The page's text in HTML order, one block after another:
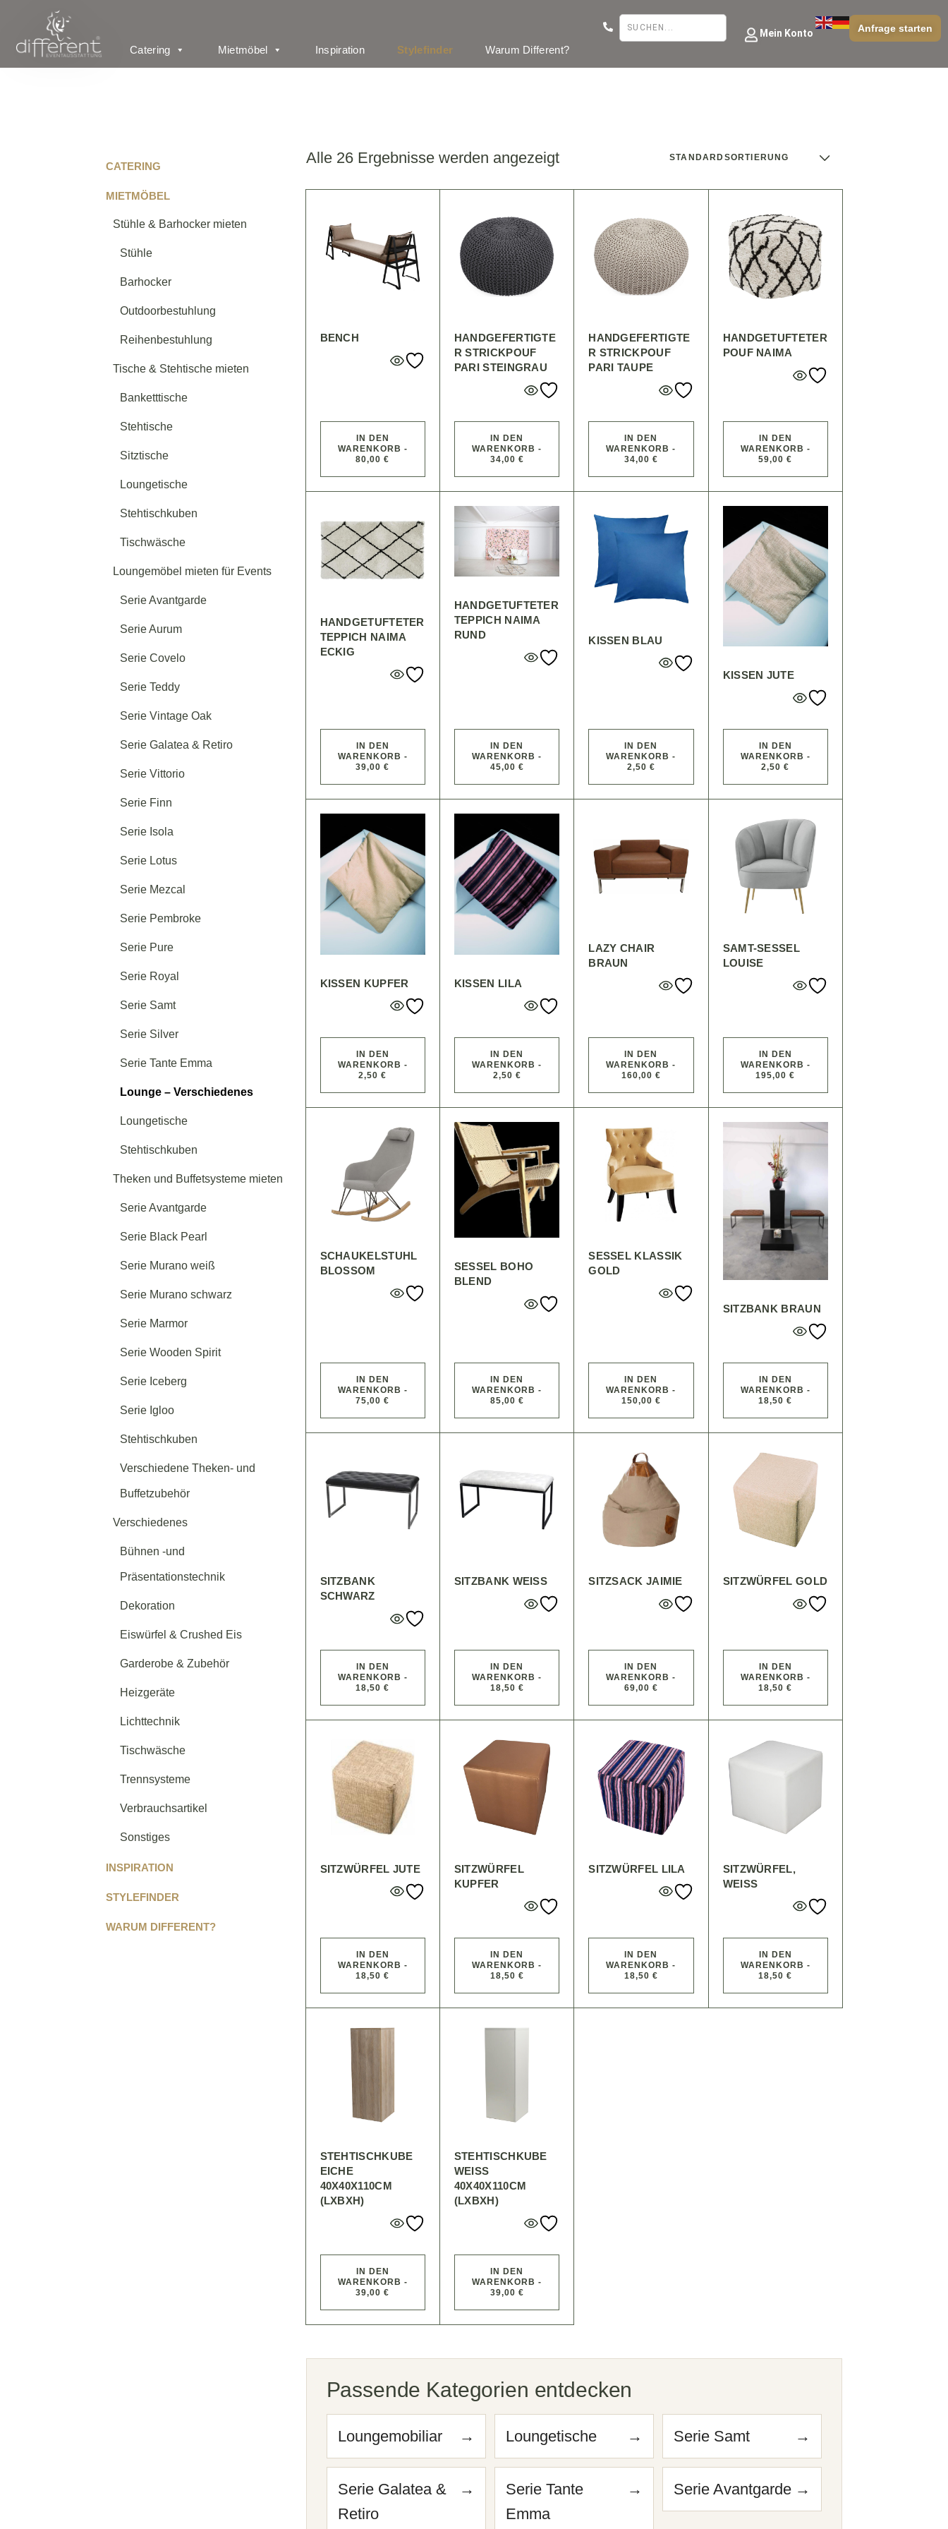
Catering Mietmöbel Inspiration Stylefinder Warum Different?
Mein Konto Anfrage starten
Alle 26 Ergebnisse werden angezeigt STANDARDSORTIERUNG
BENCH
IN DEN
WARENKORB -
80,00 €
HANDGEFERTIGTE
R STRICKPOUF
PARI STEINGRAU
IN DEN
WARENKORB -
34,00 €
HANDGEFERTIGTE
R STRICKPOUF
PARI TAUPE
IN DEN
WARENKORB -
34,00 €
HANDGETUFTETER
POUF NAIMA
IN DEN
WARENKORB -
59,00 €
HANDGETUFTETER
TEPPICH NAIMA
ECKIG
IN DEN
WARENKORB -
39,00 €
HANDGETUFTETER
TEPPICH NAIMA
RUND
IN DEN
WARENKORB -
45,00 €
KISSEN BLAU
IN DEN
WARENKORB -
2,50 €
KISSEN JUTE
IN DEN
WARENKORB -
2,50 €
KISSEN KUPFER
IN DEN
WARENKORB -
2,50 €
KISSEN LILA
IN DEN
WARENKORB -
2,50 €
LAZY CHAIR
BRAUN
IN DEN
WARENKORB -
160,00 €
SAMT-SESSEL
LOUISE
IN DEN
WARENKORB -
195,00 €
SCHAUKELSTUHL
BLOSSOM
IN DEN
WARENKORB -
75,00 €
SESSEL BOHO
BLEND
IN DEN
WARENKORB -
85,00 €
SESSEL KLASSIK
GOLD
IN DEN
WARENKORB -
150,00 €
SITZBANK BRAUN
IN DEN
WARENKORB -
18,50 €
SITZBANK
SCHWARZ
IN DEN
WARENKORB -
18,50 €
SITZBANK WEISS
IN DEN
WARENKORB -
18,50 €
SITZSACK JAIMIE
IN DEN
WARENKORB -
69,00 €
SITZWÜRFEL GOLD
IN DEN
WARENKORB -
18,50 €
SITZWÜRFEL JUTE
IN DEN
WARENKORB -
18,50 €
SITZWÜRFEL
KUPFER
IN DEN
WARENKORB -
18,50 €
SITZWÜRFEL LILA
IN DEN
WARENKORB -
18,50 €
SITZWÜRFEL,
WEISS
IN DEN
WARENKORB -
18,50 €
STEHTISCHKUBE
EICHE
40X40X110CM
(LXBXH)
IN DEN
WARENKORB -
39,00 €
STEHTISCHKUBE
WEISS 4
0X40X110CM (
LXBXH)
IN DEN
WARENKORB -
39,00 €
Passende Kategorien entdecken
Loungemobiliar → Loungetische → Serie Samt →
Serie Galatea &
Retiro
→
Serie Tante
Emma
→ Serie Avantgarde →
CATERING
MIETMÖBEL
Stühle & Barhocker mieten
Stühle
Barhocker
Outdoorbestuhlung
Reihenbestuhlung
Tische & Stehtische mieten
Banketttische
Stehtische
Sitztische
Loungetische
Stehtischkuben
Tischwäsche
Loungemöbel mieten für Events
Serie Avantgarde
Serie Aurum
Serie Covelo
Serie Teddy
Serie Vintage Oak
Serie Galatea & Retiro
Serie Vittorio
Serie Finn
Serie Isola
Serie Lotus
Serie Mezcal
Serie Pembroke
Serie Pure
Serie Royal
Serie Samt
Serie Silver
Serie Tante Emma
Lounge – Verschiedenes
Loungetische
Stehtischkuben
Theken und Buffetsysteme mieten
Serie Avantgarde
Serie Black Pearl
Serie Murano weiß
Serie Murano schwarz
Serie Marmor
Serie Wooden Spirit
Serie Iceberg
Serie Igloo
Stehtischkuben
Verschiedene Theken- und
Buffetzubehör
Verschiedenes
Bühnen -und
Präsentationstechnik
Dekoration
Eiswürfel & Crushed Eis
Garderobe & Zubehör
Heizgeräte
Lichttechnik
Tischwäsche
Trennsysteme
Verbrauchsartikel
Sonstiges
INSPIRATION
STYLEFINDER
WARUM DIFFERENT?